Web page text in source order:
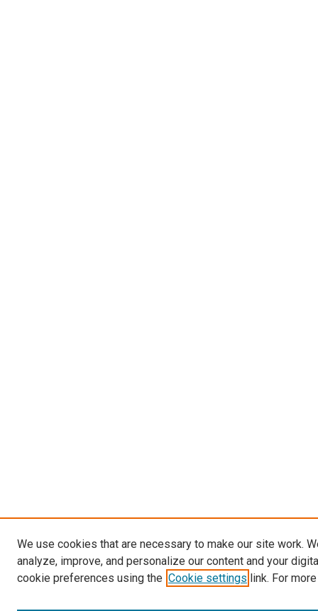
We use cookies that are necessary to make our site work.
analyze, improve, and personalize our content and your
cookie preferences using the Cookie settings link. For